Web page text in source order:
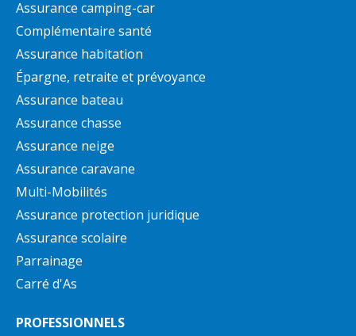
Assurance camping-car
Complémentaire santé
Assurance habitation
Épargne, retraite et prévoyance
Assurance bateau
Assurance chasse
Assurance neige
Assurance caravane
Multi-Mobilités
Assurance protection juridique
Assurance scolaire
Parrainage
Carré d'As
PROFESSIONNELS